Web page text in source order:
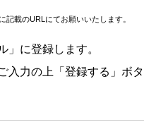
載のURLにてお願いいたします。
」に登録します。
入力の上「登録する」ボタ